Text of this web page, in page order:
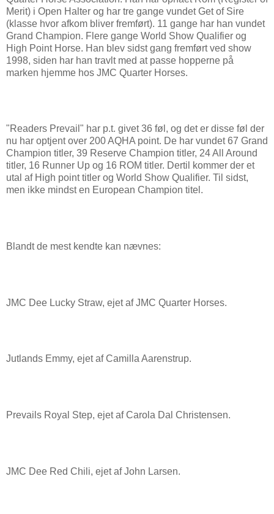
Merit) i Open Halter og har tre gange vundet Get of Sire
(klasse hvor afkom bliver fremført). 11 gange har han vundet
Grand Champion. Flere gange World Show Qualifier og
High Point Horse. Han blev sidst gang fremført ved show
1998, siden har han travlt med at passe hopperne på
marken hjemme hos JMC Quarter Horses.
"Readers Prevail" har p.t. givet 36 føl, og det er disse føl der
nu har optjent over 200 AQHA point. De har vundet 67 Grand
Champion titler, 39 Reserve Champion titler, 24 All Around
titler, 16 Runner Up og 16 ROM titler. Dertil kommer der et
utal af High point titler og World Show Qualifier. Til sidst,
men ikke mindst en European Champion titel.
Blandt de mest kendte kan nævnes:
JMC Dee Lucky Straw, ejet af JMC Quarter Horses.
Jutlands Emmy, ejet af Camilla Aarenstrup.
Prevails Royal Step, ejet af Carola Dal Christensen.
JMC Dee Red Chili, ejet af John Larsen.